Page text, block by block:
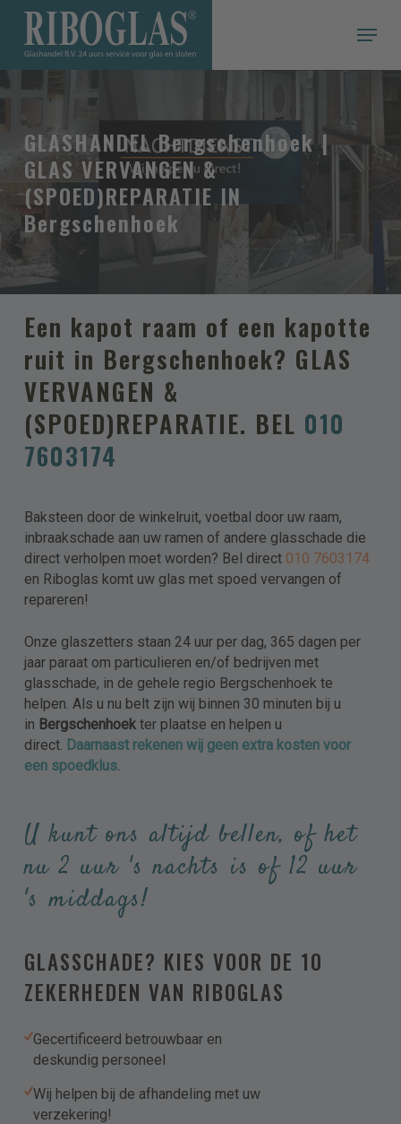
Een offerte snel & gemakkelijk op maat
VRAAG EEN VRIJBLIJVENDE OFFERTE
AAN
Persoonlijke informatie
Voor- en achternaam
Adres
Woonplaats
E-mailadres
Levering
Ophalen
Bezorgen
Aanvullende informatie
Verdieping?
Kies uw product/dienst
Kies uw product(en)
Kies uw dienst(en)
Meer toevoegen
Omschrijving en/of stel uw vraag
Skip
main
content
Menu
GLASHANDEL Bergschenhoek |
GLAS VERVANGEN &
(SPOED)REPARATIE IN
Bergschenhoek
Een kapot raam of een kapotte
ruit in Bergschenhoek? GLAS
VERVANGEN &
(SPOED)REPARATIE. BEL 010
7603174
Baksteen door de winkelruit, voetbal door uw raam,
inbraakschade aan uw ramen of andere glasschade die
direct verholpen moet worden? Bel direct 010 7603174
en Riboglas komt uw glas met spoed vervangen of
repareren!
Onze glaszetters staan 24 uur per dag, 365 dagen per
jaar paraat om particulieren en/of bedrijven met
glasschade, in de gehele regio Bergschenhoek te
helpen. Als u nu belt zijn wij binnen 30 minuten bij u
in Bergschenhoekter plaatse en helpen u
direct. Daarnaast rekenen wij geen extra kosten voor
een spoedklus.
U kunt ons altijd bellen, of het
nu 2 uur 's nachts is of 12 uur
's middags!
GLASSCHADE? KIES VOOR DE 10
ZEKERHEDEN VAN RIBOGLAS
Gecertificeerd betrouwbaar en
deskundig personeel
Wij helpen bij de afhandeling met uw
verzekering!